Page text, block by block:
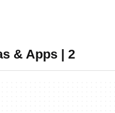
& Apps | 2